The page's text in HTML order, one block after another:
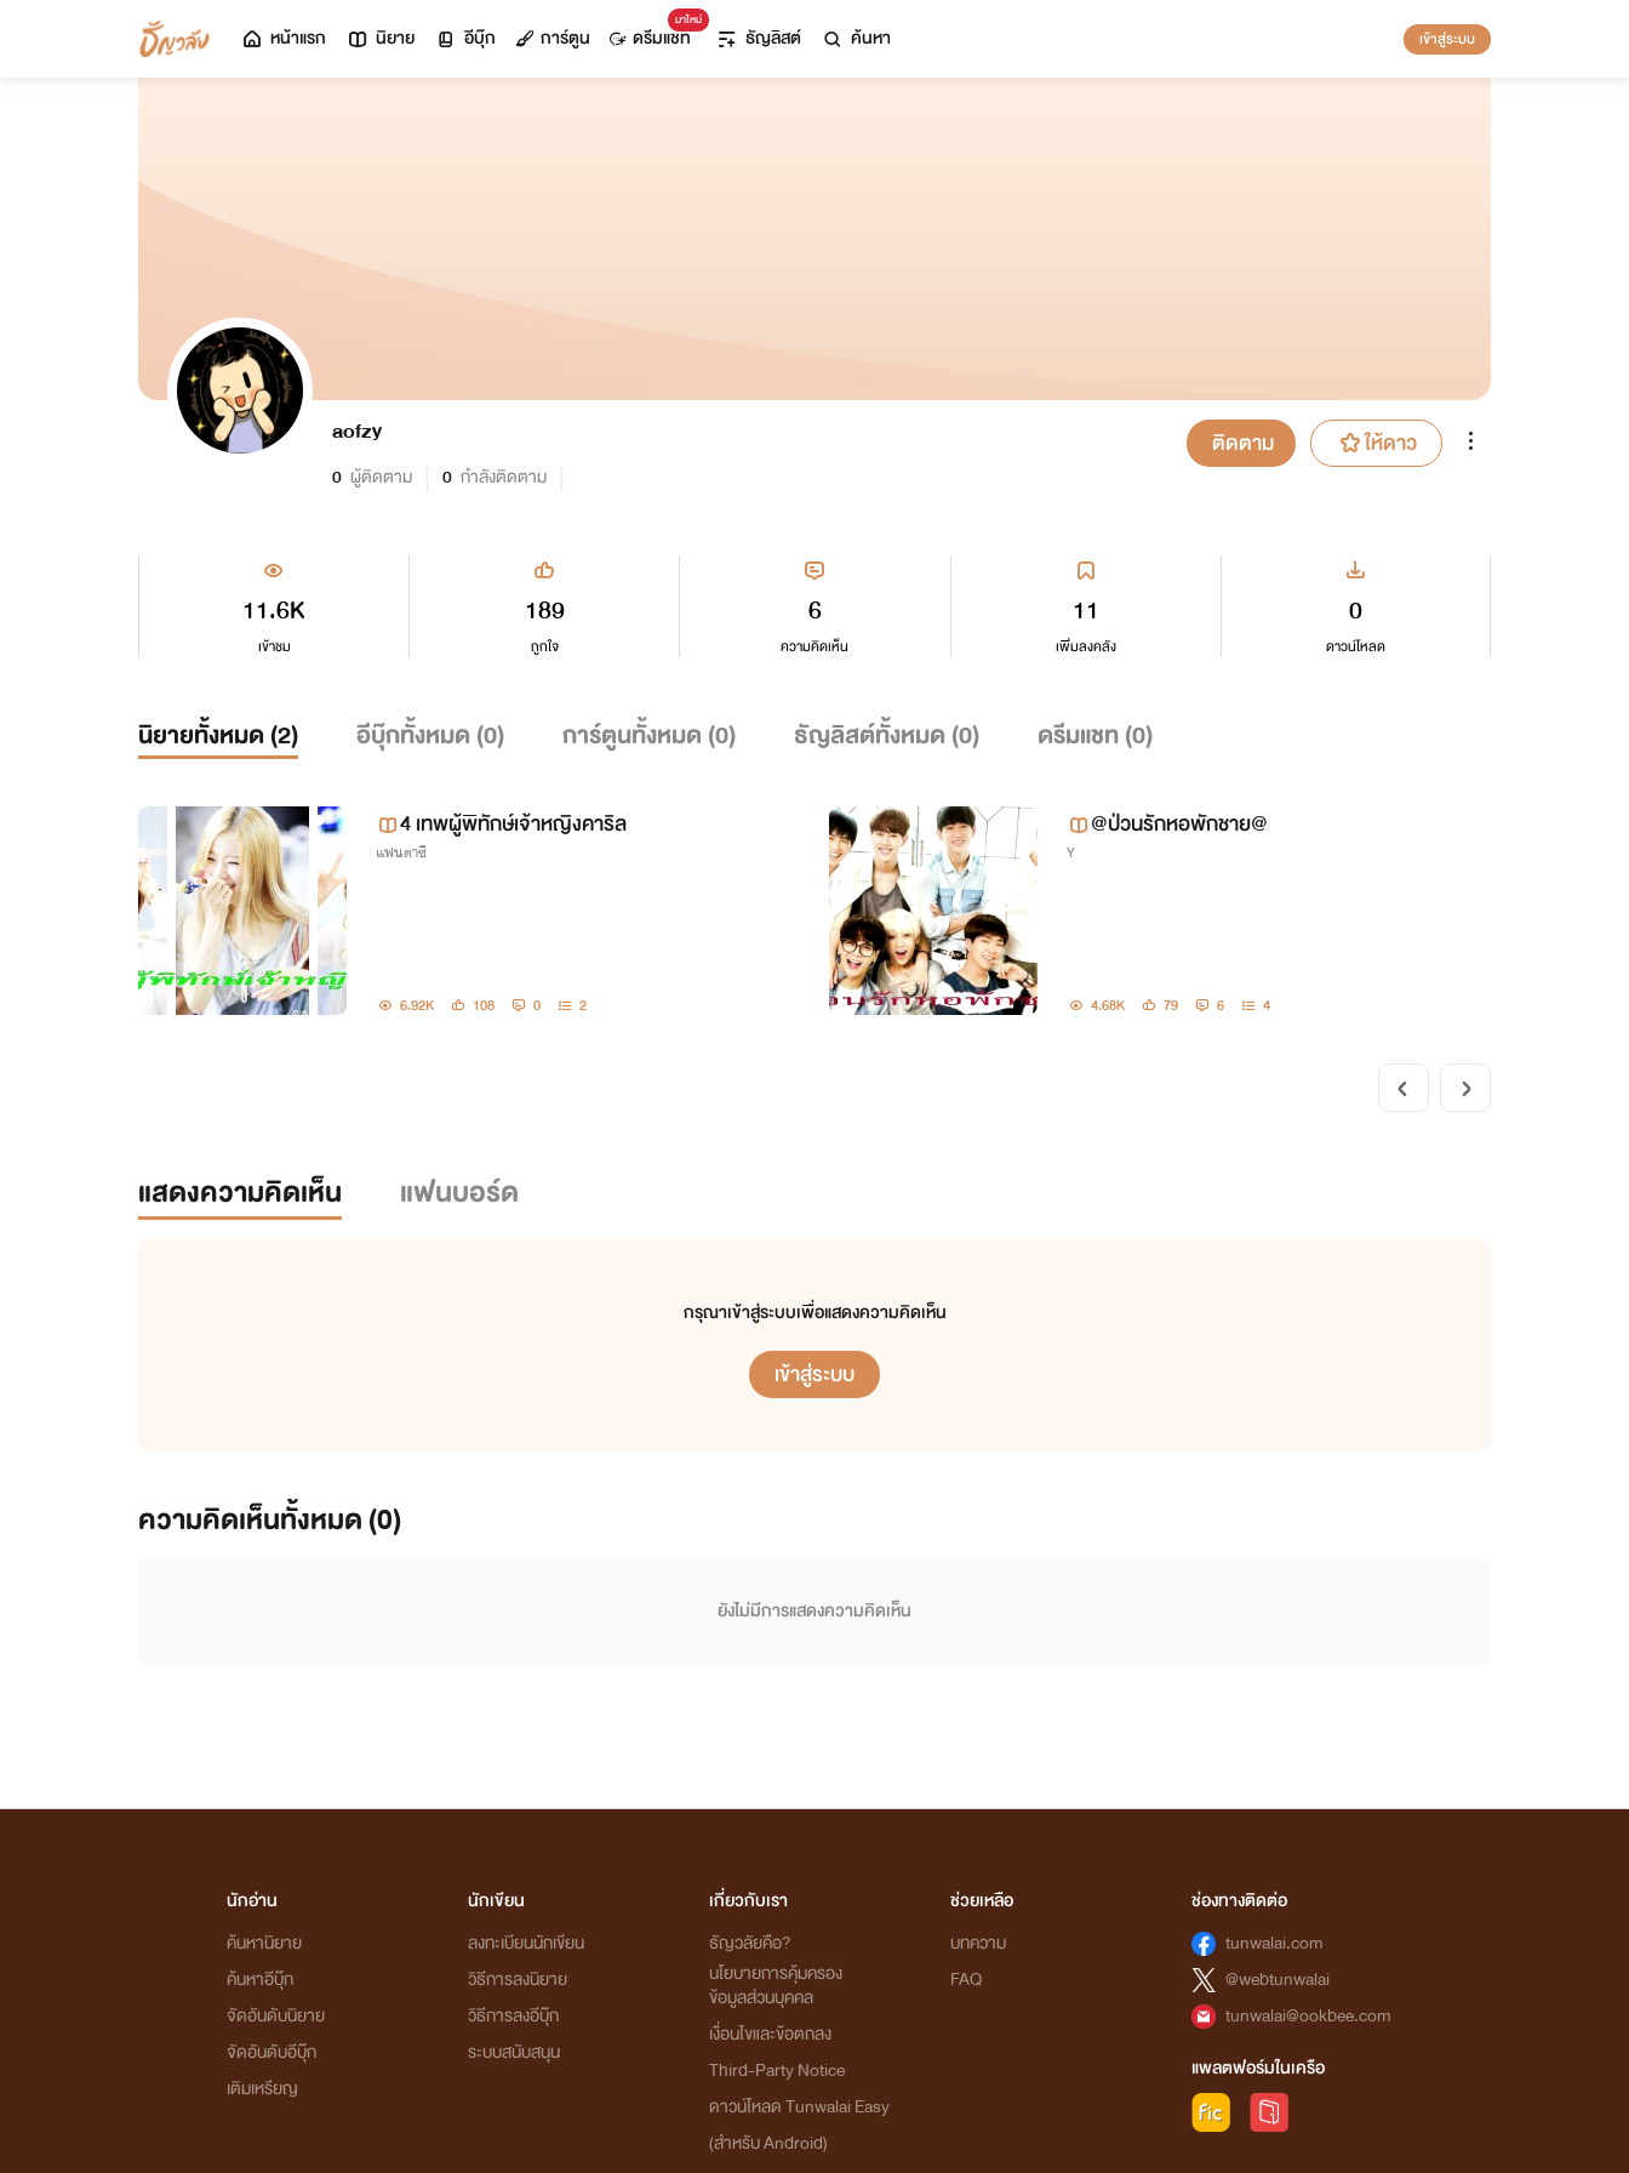
หน้าแรก นิยาย อีบุ๊ก การ์ตูน
มาใหม่
ดรีมแชท ธัญลิสต์ ค้นหา เข้าสู่ระบบ
aofzy
0 ผู้ติดตาม 0 กำลังติดตาม
ติดตาม ให้ดาว
11.6K
เข้าชม
11
เพิ่มลงคลัง
189
ถูกใจ
0
ดาวน์โหลด
6
ความคิดเห็น
นิยายทั้งหมด (2) อีบุ๊กทั้งหมด (0) การ์ตูนทั้งหมด (0) ธัญลิสต์ทั้งหมด (0) ดรีมแชท (0)
4 เทพผู้พิทักษ์เจ้าหญิงคาริล
แฟนตาซี
6.92K 108 0 2
@ป่วนรักหอพักชาย@
Y
4.68K 79 6 4
แสดงความคิดเห็น แฟนบอร์ด
กรุณาเข้าสู่ระบบเพื่อแสดงความคิดเห็น
เข้าสู่ระบบ
ความคิดเห็นทั้งหมด (0)
ยังไม่มีการแสดงความคิดเห็น
นักอ่าน
ค้นหานิยาย
ค้นหาอีบุ๊ก
จัดอันดับนิยาย
จัดอันดับอีบุ๊ก
เติมเหรียญ
นักเขียน
ลงทะเบียนนักเขียน
วิธีการลงนิยาย
วิธีการลงอีบุ๊ก
ระบบสนับสนุน
เกี่ยวกับเรา
ธัญวลัยคือ?
นโยบายการคุ้มครอง
ข้อมูลส่วนบุคคล
เงื่อนไขและข้อตกลง
Third-Party Notice
ดาวน์โหลด Tunwalai Easy
(สำหรับ Android)
ช่วยเหลือ
บทความ
FAQ
ช่องทางติดต่อ
tunwalai.com
@webtunwalai
tunwalai@ookbee.com
แพลตฟอร์มในเครือ